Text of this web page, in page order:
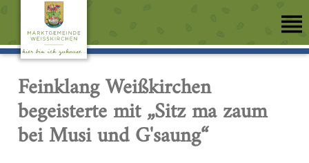
Feinklang Weißkirchen
begeisterte mit „Sitz ma zaum
bei Musi und G'saung“